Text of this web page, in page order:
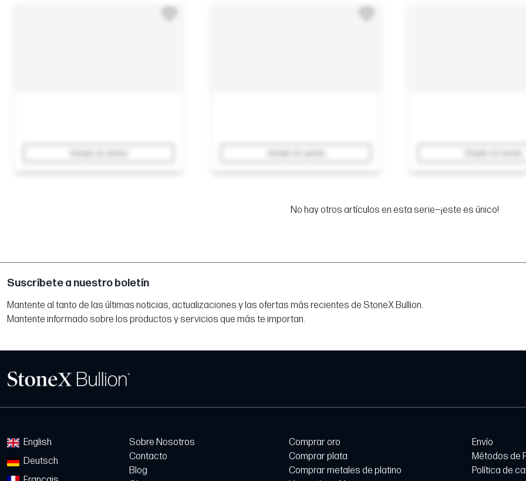
No hay otros artículos en esta serie—¡este es único!
Suscríbete a nuestro boletín
Mantente al tanto de las últimas noticias, actualizaciones y las ofertas más recientes de StoneX Bullion.
Mantente informado sobre los productos y servicios que más te importan.
English
Deutsch
Sobre Nosotros
Contacto
Blog
Comprar oro
Comprar plata
Comprar metales de platino
Envío
Métodos de
Política de